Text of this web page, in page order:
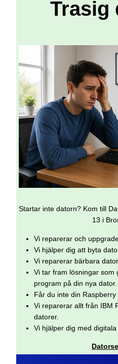
Trasig
Startar inte datorn? Kom till
13 i
Vi reparerar och
Vi hjälper dig att byta
Vi reparerar bärbara
Vi tar fram lösningar som
program på din nya dator.
Får du inte din
Vi reparerar allt från IBM
datorer.
Vi hjälper dig med